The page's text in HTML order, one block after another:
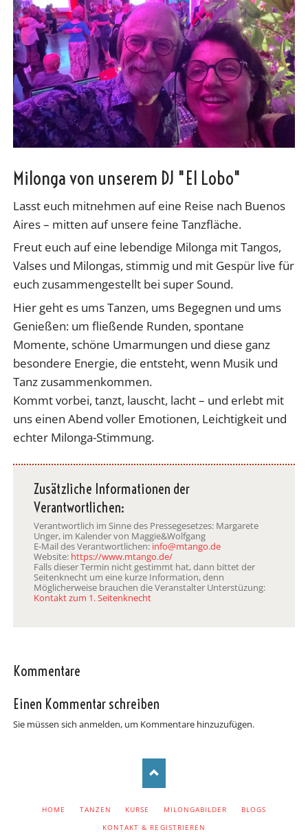
Milonga von unserem DJ "El Lobo"
Lasst euch mitnehmen auf eine Reise nach Buenos
Aires – mitten auf unsere feine Tanzfläche.
Freut euch auf eine lebendige Milonga mit Tangos,
Valses und Milongas, stimmig und mit Gespür live für
euch zusammengestellt bei super Sound.
Hier geht es ums Tanzen, ums Begegnen und ums
Genießen: um fließende Runden, spontane
Momente, schöne Umarmungen und diese ganz
besondere Energie, die entsteht, wenn Musik und
Tanz zusammenkommen.
Kommt vorbei, tanzt, lauscht, lacht – und erlebt mit
uns einen Abend voller Emotionen, Leichtigkeit und
echter Milonga-Stimmung.
Zusätzliche Informationen der
Verantwortlichen:
Verantwortlich im Sinne des Pressegesetzes: Margarete
Unger, im Kalender von Maggie&Wolfgang
E-Mail des Verantwortlichen: info@mtango.de
Website: https://www.mtango.de/
Falls dieser Termin nicht gestimmt hat, dann bittet der
Seitenknecht um eine kurze Information, denn
Möglicherweise brauchen die Veranstalter Unterstüzung:
Kontakt zum 1. Seitenknecht
Kommentare
Einen Kommentar schreiben
Sie müssen sich anmelden, um Kommentare hinzuzufügen.
HOME TANZEN KURSE MILONGABILDER
BLOGS
KONTAKT & REGISTRIEREN